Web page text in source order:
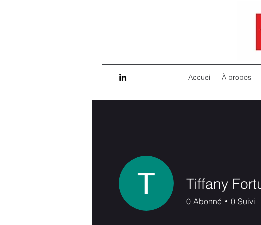
Accueil À propos
Tiffany
0 Abonné 0 Suivi